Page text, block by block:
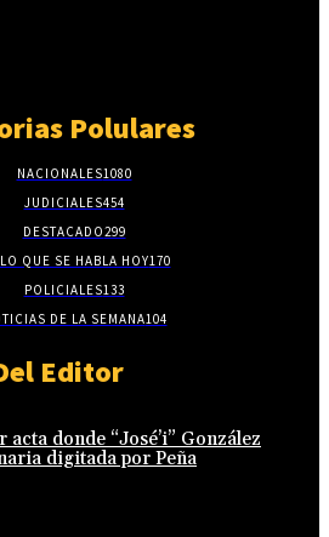
Polulares
NACIONALES1080
JUDICIALES454
DESTACADO299
QUE SE HABLA HOY170
POLICIALES133
DE LA SEMANA104
Editor
donde “José’i” González
digitada por Peña